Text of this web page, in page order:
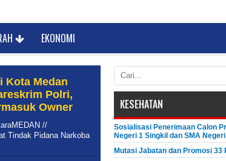
EKONOMI
Kota Medan
Polri,
Owner
//
Tindak Pidana Narkoba
KESEHATAN
Sosialisasi Penerimaan Calon
Negeri 1 Singkil dan SMA
Mutasi Jabatan dan Promosi 33